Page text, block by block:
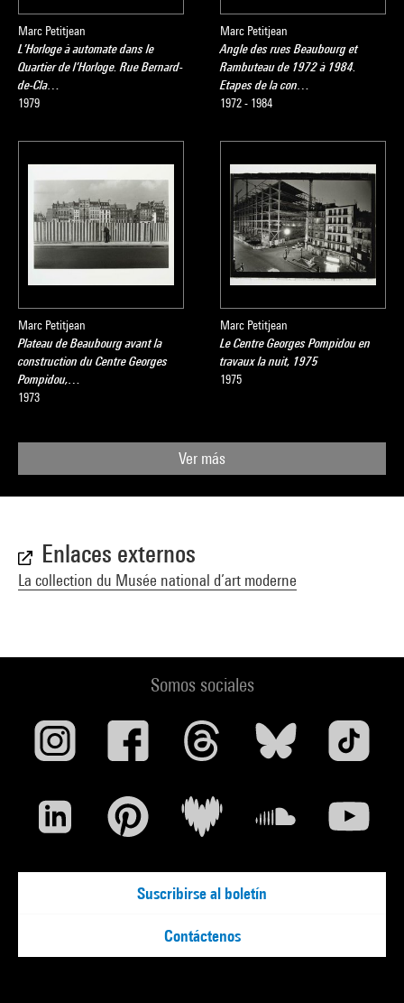
Marc Petitjean
L’Horloge à automate dans le
Quartier de l’Horloge. Rue Bernard-
de-Cla…
1979
Marc Petitjean
Angle des rues Beaubourg et
Rambuteau de 1972 à 1984.
Etapes de la con…
1972 - 1984
Marc Petitjean
Plateau de Beaubourg avant la
construction du Centre Georges
Pompidou,…
1973
Marc Petitjean
Le Centre Georges Pompidou en
travaux la nuit, 1975
1975
Ver más
Enlaces externos
La collection du Musée national d’art moderne
Somos sociales
Suscribirse al boletín
Contáctenos